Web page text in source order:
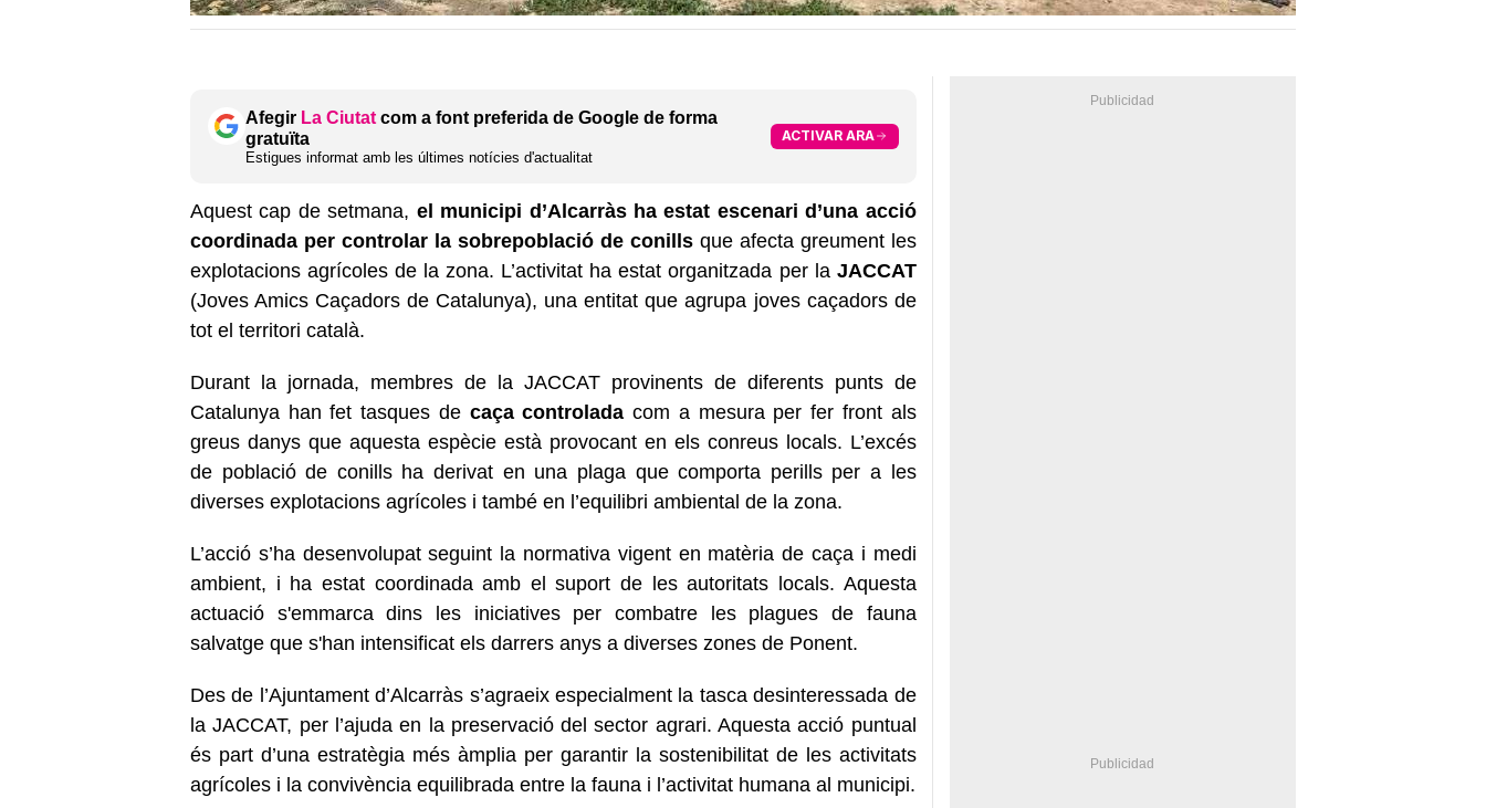
Afegir La Ciutat com a font preferida de Google de forma
gratuïta
Estigues informat amb les últimes notícies d'actualitat
ACTIVAR ARA
Aquest cap de setmana, el municipi d’Alcarràs ha estat escenari d’una acció
coordinada per controlar la sobrepoblació de conillsque afecta greument les
explotacions agrícoles de la zona. L’activitat ha estat organitzada per la JACCAT
(Joves Amics Caçadors de Catalunya), una entitat que agrupa joves caçadors de
tot el territori català.
Durant la jornada, membres de la JACCAT provinents de diferents punts de
Catalunya han fet tasques de caça controlada com a mesura per fer front als
greus danys que aquesta espècie està provocant en els conreus locals. L’excés
de població de conills ha derivat en una plaga que comporta perills per a les
diverses explotacions agrícoles i també en l’equilibri ambiental de la zona.
L’acció s’ha desenvolupat seguint la normativa vigent en matèria de caça i medi
ambient, i ha estat coordinada amb el suport de les autoritats locals. Aquesta
actuació s'emmarca dins les iniciatives per combatre les plagues de fauna
salvatge que s'han intensificat els darrers anys a diverses zones de Ponent.
Des de l’Ajuntament d’Alcarràs s’agraeix especialment la tasca desinteressada de
la JACCAT, per l’ajuda en la preservació del sector agrari. Aquesta acció puntual
és part d’una estratègia més àmplia per garantir la sostenibilitat de les activitats
agrícoles i la convivència equilibrada entre la fauna i l’activitat humana al municipi.